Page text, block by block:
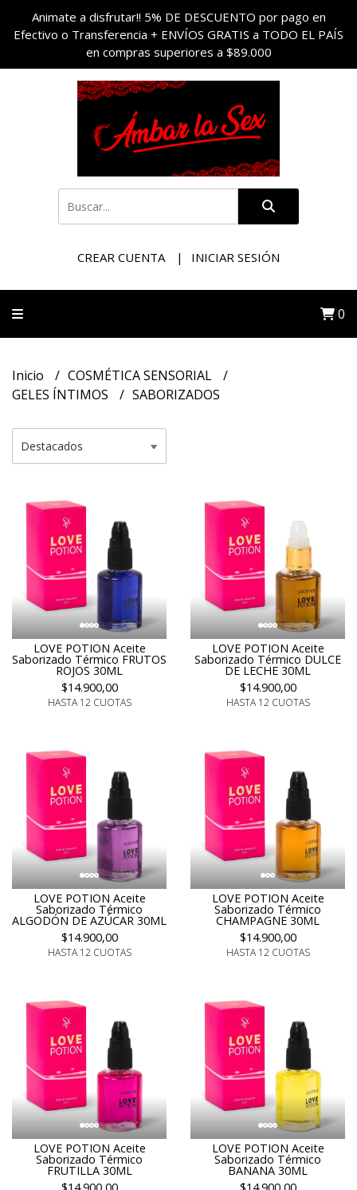
Animate a disfrutar!! 5% DE DESCUENTO por pago en
Efectivo o Transferencia + ENVÍOS GRATIS a TODO EL PAÍS
en compras superiores a $89.000
CREAR CUENTA INICIAR SESIÓN
0
Inicio
COSMÉTICA SENSORIAL
GELES ÍNTIMOS
SABORIZADOS
LOVE POTION Aceite
Saborizado Térmico FRUTOS
ROJOS 30ML
$14.900,00
HASTA 12 CUOTAS
LOVE POTION Aceite
Saborizado Térmico DULCE
DE LECHE 30ML
$14.900,00
HASTA 12 CUOTAS
LOVE POTION Aceite
Saborizado Térmico
ALGODÓN DE AZÚCAR 30ML
$14.900,00
HASTA 12 CUOTAS
LOVE POTION Aceite
Saborizado Térmico
CHAMPAGNE 30ML
$14.900,00
HASTA 12 CUOTAS
LOVE POTION Aceite
Saborizado Térmico
FRUTILLA 30ML
LOVE POTION Aceite
Saborizado Térmico
BANANA 30ML